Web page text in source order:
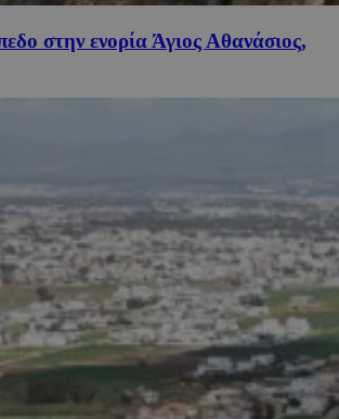
στην ενορία Άγιος Αθανάσιος,